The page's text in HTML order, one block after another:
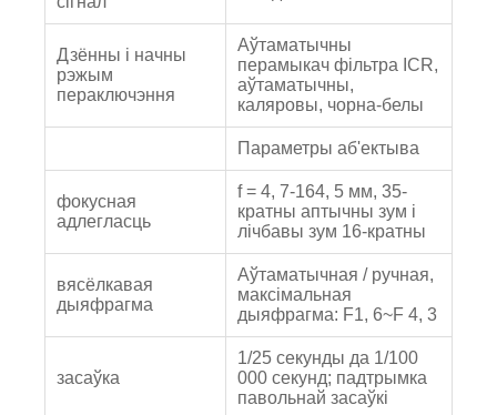
Дзённы і начны
рэжым
пераключэння
Аўтаматычны
перамыкач фільтра ICR,
аўтаматычны,
каляровы, чорна-белы
Параметры аб'ектыва
фокусная
адлегласць
f = 4, 7-164, 5 мм, 35-
кратны аптычны зум і
лічбавы зум 16-кратны
вясёлкавая
дыяфрагма
Аўтаматычная / ручная,
максімальная
дыяфрагма: F1, 6~F 4, 3
засаўка
1/25 секунды да 1/100
000 секунд; падтрымка
павольнай засаўкі